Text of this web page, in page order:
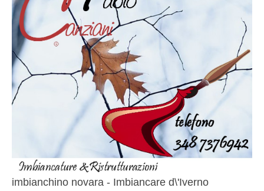
imbianchino novara - Imbiancare d\'Iverno